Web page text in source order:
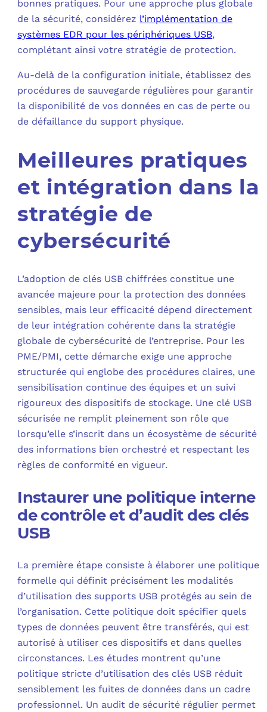
bonnes pratiques. Pour une approche plus globale
de la sécurité, considérez l’implémentation de
systèmes EDR pour les périphériques USB,
complétant ainsi votre stratégie de protection.
Au-delà de la configuration initiale, établissez des
procédures de sauvegarde régulières pour garantir
la disponibilité de vos données en cas de perte ou
de défaillance du support physique.
Meilleures pratiques
et intégration dans la
stratégie de
cybersécurité
L’adoption de clés USB chiffrées constitue une
avancée majeure pour la protection des données
sensibles, mais leur efficacité dépend directement
de leur intégration cohérente dans la stratégie
globale de cybersécurité de l’entreprise. Pour les
PME/PMI, cette démarche exige une approche
structurée qui englobe des procédures claires, une
sensibilisation continue des équipes et un suivi
rigoureux des dispositifs de stockage. Une clé USB
sécurisée ne remplit pleinement son rôle que
lorsqu’elle s’inscrit dans un écosystème de sécurité
des informations bien orchestré et respectant les
règles de conformité en vigueur.
Instaurer une politique interne
de contrôle et d’audit des clés
USB
La première étape consiste à élaborer une politique
formelle qui définit précisément les modalités
d’utilisation des supports USB protégés au sein de
l’organisation. Cette politique doit spécifier quels
types de données peuvent être transférés, qui est
autorisé à utiliser ces dispositifs et dans quelles
circonstances. Les études montrent qu’une
politique stricte d’utilisation des clés USB réduit
sensiblement les fuites de données dans un cadre
professionnel. Un audit de sécurité régulier permet